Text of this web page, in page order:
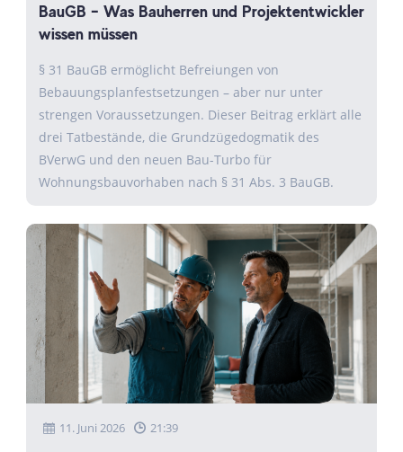
BauGB – Was Bauherren und Projektentwickler
wissen müssen
§ 31 BauGB ermöglicht Befreiungen von
Bebauungsplanfestsetzungen – aber nur unter
strengen Voraussetzungen. Dieser Beitrag erklärt alle
drei Tatbestände, die Grundzügedogmatik des
BVerwG und den neuen Bau-Turbo für
Wohnungsbauvorhaben nach § 31 Abs. 3 BauGB.
11. Juni 2026 21:39